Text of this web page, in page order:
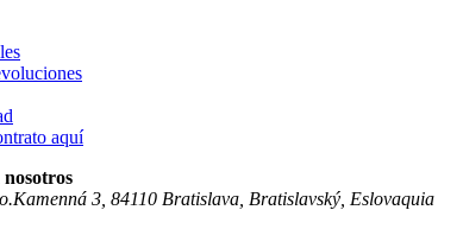
aquí
nosotros
Kamenná 3 84110 Bratislava Bratislavský Eslovaquia